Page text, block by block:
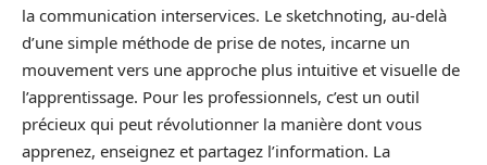
la communication interservices. Le sketchnoting, au-delà
d’une simple méthode de prise de notes, incarne un
mouvement vers une approche plus intuitive et visuelle de
l’apprentissage. Pour les professionnels, c’est un outil
précieux qui peut révolutionner la manière dont vous
apprenez, enseignez et partagez l’information. La